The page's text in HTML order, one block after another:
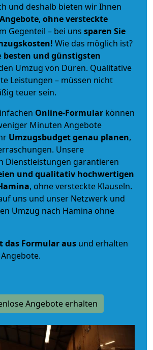
und deshalb bieten wir Ihnen
, ohne versteckte
Gegenteil – bei uns sparen Sie
Wie das möglich ist?
besten und günstigsten
Umzug von Düren. Qualitative
Leistungen – müssen nicht
teuer sein.
Online-Formular können
Minuten Angebote
Umzugsbudgetgenau planen,
Unsere
Dienstleistungen garantieren
und qualitativ hochwertigen
, ohne versteckte Klauseln.
uns und unser Netzwerk und
Umzug nach Hamina ohne
das Formular aus und erhalten
Angebote erhalten